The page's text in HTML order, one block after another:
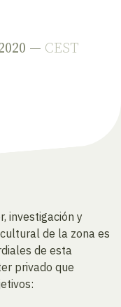
— CEST
investigación y
de la zona es
de esta
privado que